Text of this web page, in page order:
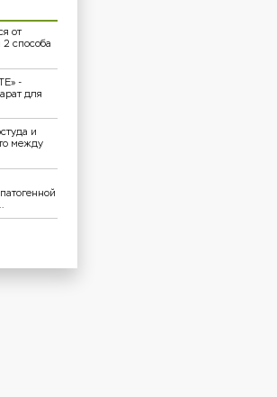
от
способа
-
для
и
между